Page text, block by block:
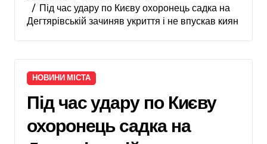
Під час удару по Києву охоронець садка на
Дегтярівській зачиняв укриття і не впускав киян
НОВИНИ МІСТА
Під час удару по Києву
охоронець садка на